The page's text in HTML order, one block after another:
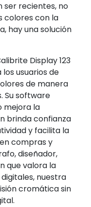
ser recientes, no
colores con la
hay una solución
Display 123
usuarios de
de manera
Su software
mejora la
brinda confianza
y facilita la
compras y
diseñador,
que valora la
nuestra
cromática sin